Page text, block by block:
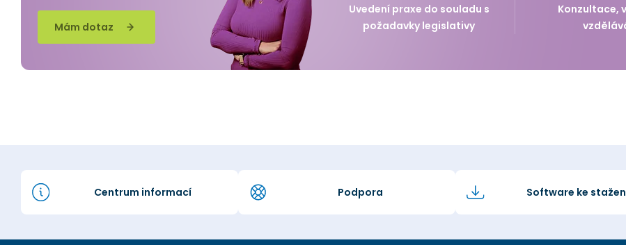
Mám dotaz
Uvedení praxe do souladu s
požadavky legislativy
Konzultace,
Centrum informací Podpora Software ke